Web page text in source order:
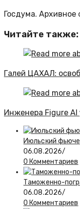
Госдума.
Читайте также:
Галей ЦАХАЛ:
Инженера Figure AI
Июльский
06.08.2026/
0 Комментариев
Таможенно-
06.08.2026/
0 Комментариев